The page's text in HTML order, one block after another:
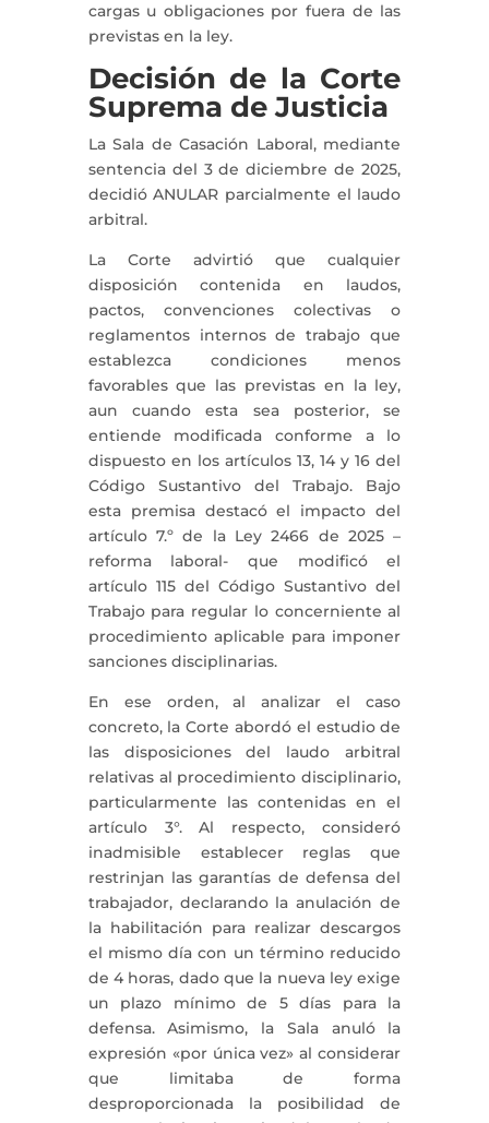
cargas u obligaciones por fuera de las
previstas en la ley.
Decisión de la Corte
Suprema de Justicia
La Sala de Casación Laboral, mediante
sentencia del 3 de diciembre de 2025,
decidió ANULAR parcialmente el laudo
arbitral.
La Corte advirtió que cualquier
disposición contenida en laudos,
pactos, convenciones colectivas o
reglamentos internos de trabajo que
establezca condiciones menos
favorables que las previstas en la ley,
aun cuando esta sea posterior, se
entiende modificada conforme a lo
dispuesto en los artículos 13, 14 y 16 del
Código Sustantivo del Trabajo. Bajo
esta premisa destacó el impacto del
artículo 7.º de la Ley 2466 de 2025 –
reforma laboral- que modificó el
artículo 115 del Código Sustantivo del
Trabajo para regular lo concerniente al
procedimiento aplicable para imponer
sanciones disciplinarias.
En ese orden, al analizar el caso
concreto, la Corte abordó el estudio de
las disposiciones del laudo arbitral
relativas al procedimiento disciplinario,
particularmente las contenidas en el
artículo 3°. Al respecto, consideró
inadmisible establecer reglas que
restrinjan las garantías de defensa del
trabajador, declarando la anulación de
la habilitación para realizar descargos
el mismo día con un término reducido
de 4 horas, dado que la nueva ley exige
un plazo mínimo de 5 días para la
defensa. Asimismo, la Sala anuló la
expresión «por única vez» al considerar
que limitaba de forma
desproporcionada la posibilidad de